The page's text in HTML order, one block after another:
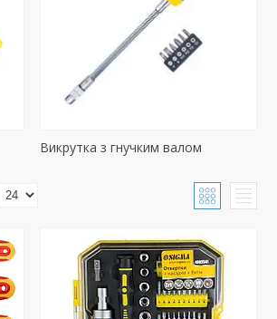
Викрутка з гнучким валом